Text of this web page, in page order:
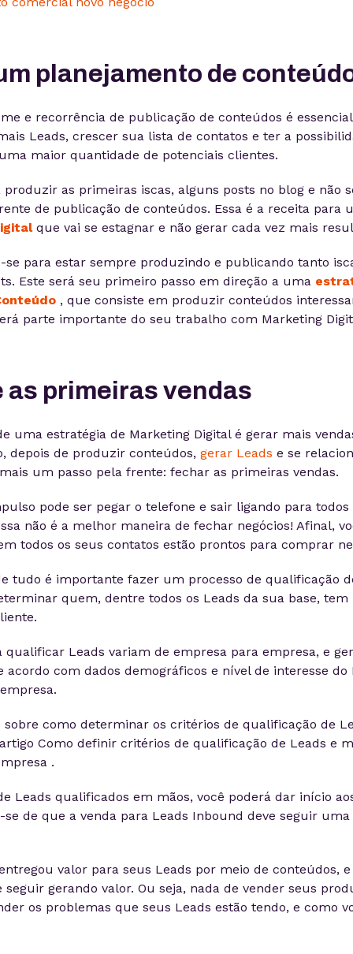
planejamento de
e recorrência de publicação de conteúdos é essencial
Leads, crescer sua lista de contatos e ter a
maior quantidade de potenciais clientes.
produzir as primeiras iscas, alguns posts no blog e não
de publicação de conteúdos. Essa é a receita para
que vai se estagnar e não gerar cada vez mais
se para estar sempre produzindo e publicando tanto
Este será seu primeiro passo em direção a uma
, que consiste em produzir conteúdos
parte importante do seu trabalho com Marketing
as primeiras vendas
uma estratégia de Marketing Digital é gerar mais
depois de produzir conteúdos, gerar Leads e se
um passo pela frente: fechar as primeiras vendas.
pode ser pegar o telefone e sair ligando para todos
não é a melhor maneira de fechar negócios! Afinal,
todos os seus contatos estão prontos para comprar
tudo é importante fazer um processo de qualificação
quem, dentre todos os Leads da sua base,
qualificar Leads variam de empresa para empresa, e
acordo com dados demográficos e nível de interesse do
sobre como determinar os critérios de qualificação de
Como definir critérios de qualificação de Leads e
.
Leads qualificados em mãos, você poderá dar início
se de que a venda para Leads Inbound deve seguir
valor para seus Leads por meio de conteúdos,
seguir gerando valor. Ou seja, nada de vender seus
os problemas que seus Leads estão tendo, e como